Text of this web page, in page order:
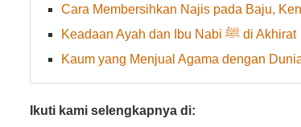
Cara Membersihkan Najis pada Baju,
Keadaan Ayah dan Ibu Nabi ﷺ di Akhirat
Kaum yang Menjual Agama dengan
Ikuti kami selengkapnya di: